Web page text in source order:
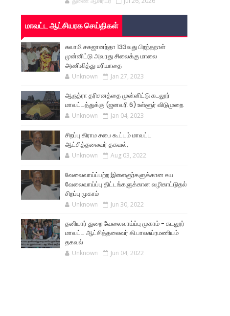
மாவட்ட ஆட்சியரக செய்திகள்
சுவாமி சகஜானந்தா 133வது பிறந்தநாள்
முன்னிட்டு அவரது சிலைக்கு மாலை
அணிவித்து மரியாதை
Unknown Jan 27, 2023
ஆருத்ரா தரிசனத்தை முன்னிட்டு கடலூர்
மாவட்டத்துக்கு (ஜனவரி 6) உள்ளூர் விடுமுறை.
Unknown Jan 04, 2023
சிறப்பு கிராம சபை கூட்டம் மாவட்ட
ஆட்சித்தலைவர் தகவல்,
Unknown Aug 03, 2022
வேலைவாய்ப்பற்ற இளைஞர்களுக்கான சுய
வேலைவாய்ப்பு திட்டங்களுக்கான வழிகாட்டுதல்
சிறப்பு முகாம்
Unknown Jun 30, 2022
தனியார் துறை வேலைவாய்ப்பு முகாம் - கடலூர்
மாவட்ட ஆட்சித்தலைவர் கி.பாலசுப்ரமணியம்
தகவல்
Unknown Jun 04, 2022